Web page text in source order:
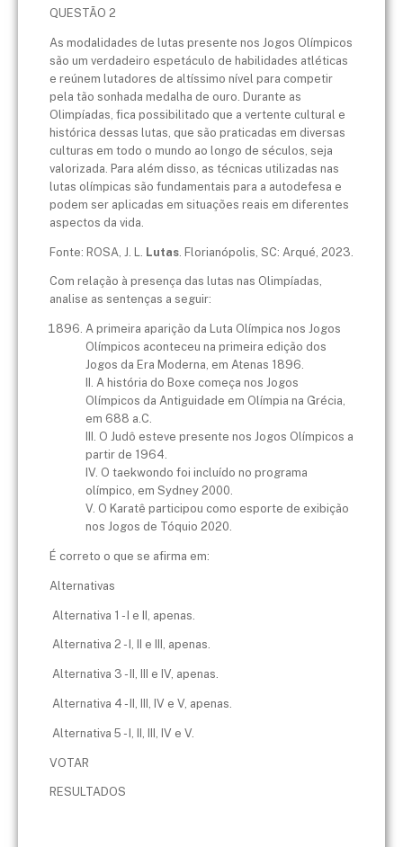
QUESTÃO 2
As modalidades de lutas presente nos Jogos Olímpicos
são um verdadeiro espetáculo de habilidades atléticas
e reúnem lutadores de altíssimo nível para competir
pela tão sonhada medalha de ouro. Durante as
Olimpíadas, fica possibilitado que a vertente cultural e
histórica dessas lutas, que são praticadas em diversas
culturas em todo o mundo ao longo de séculos, seja
valorizada. Para além disso, as técnicas utilizadas nas
lutas olímpicas são fundamentais para a autodefesa e
podem ser aplicadas em situações reais em diferentes
aspectos da vida.
Fonte: ROSA, J. L. Lutas . Florianópolis, SC: Arqué, 2023.
Com relação à presença das lutas nas Olimpíadas,
analise as sentenças a seguir:
A primeira aparição da Luta Olímpica nos Jogos
Olímpicos aconteceu na primeira edição dos
Jogos da Era Moderna, em Atenas 1896.
II. A história do Boxe começa nos Jogos
Olímpicos da Antiguidade em Olímpia na Grécia,
em 688 a.C.
III. O Judô esteve presente nos Jogos Olímpicos a
partir de 1964.
IV. O taekwondo foi incluído no programa
olímpico, em Sydney 2000.
V. O Karatê participou como esporte de exibição
nos Jogos de Tóquio 2020.
É correto o que se afirma em:
Alternativas
Alternativa 1 - I e II, apenas.
Alternativa 2 - I, II e III, apenas.
Alternativa 3 - II, III e IV, apenas.
Alternativa 4 - II, III, IV e V, apenas.
Alternativa 5 - I, II, III, IV e V.
VOTAR
RESULTADOS